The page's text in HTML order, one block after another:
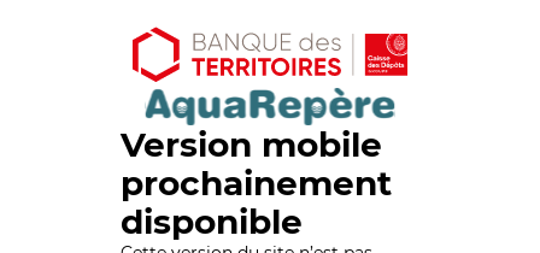
Version mobile
prochainement
disponible